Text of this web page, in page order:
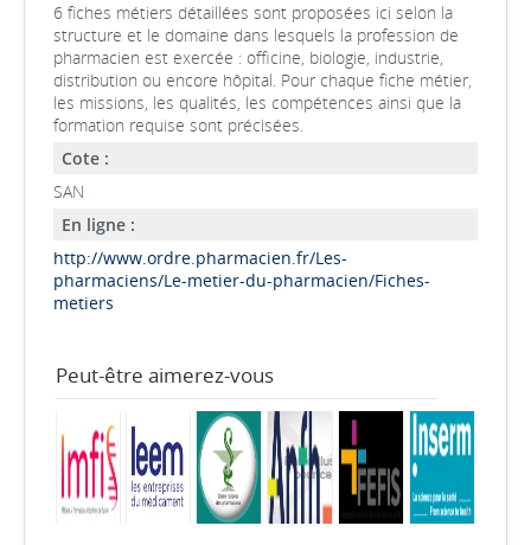
6 fiches métiers détaillées sont proposées ici selon la
structure et le domaine dans lesquels la profession de
pharmacien est exercée : officine, biologie, industrie,
distribution ou encore hôpital. Pour chaque fiche métier,
les missions, les qualités, les compétences ainsi que la
formation requise sont précisées.
Cote :
SAN
En ligne :
http://www.ordre.pharmacien.fr/Les-
pharmaciens/Le-metier-du-pharmacien/Fiches-
metiers
Peut-être aimerez-vous